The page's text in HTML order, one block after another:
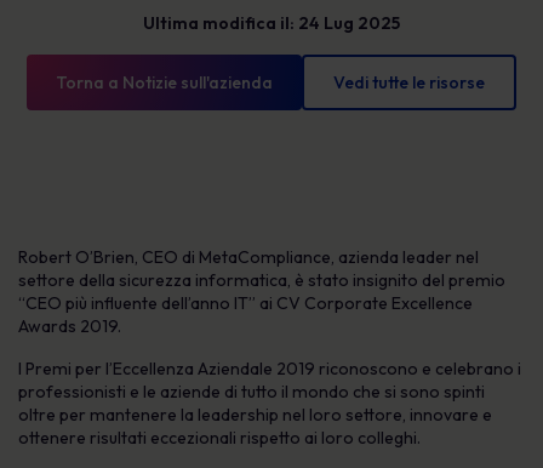
Ultima modifica il: 24 Lug 2025
Torna a Notizie sull'azienda Vedi tutte le risorse
Robert O’Brien, CEO di MetaCompliance, azienda leader nel
settore della sicurezza informatica, è stato insignito del premio
“CEO più influente dell’anno IT” ai CV Corporate Excellence
Awards 2019.
I Premi per l’Eccellenza Aziendale 2019 riconoscono e celebrano i
professionisti e le aziende di tutto il mondo che si sono spinti
oltre per mantenere la leadership nel loro settore, innovare e
ottenere risultati eccezionali rispetto ai loro colleghi.